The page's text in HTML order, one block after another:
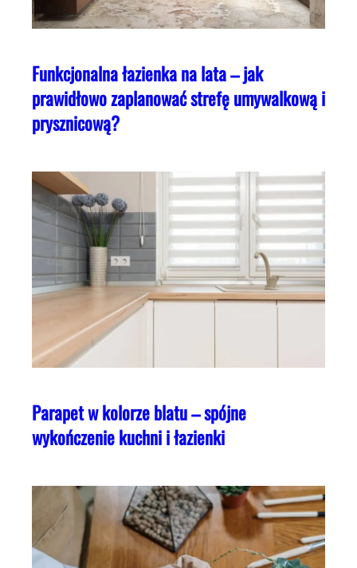
Funkcjonalna łazienka na lata – jak
prawidłowo zaplanować strefę umywalkową i
prysznicową?
Parapet w kolorze blatu – spójne
wykończenie kuchni i łazienki